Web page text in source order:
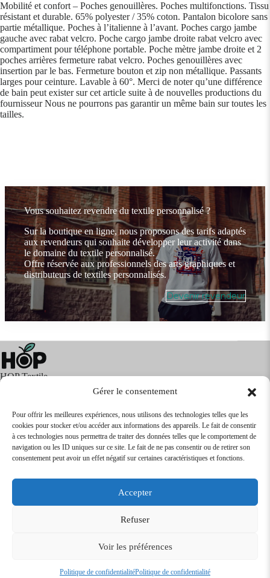
Gérer le consentement
Pour offrir les meilleures expériences, nous utilisons des technologies telles que les
cookies pour stocker et/ou accéder aux informations des appareils. Le fait de consentir
à ces technologies nous permettra de traiter des données telles que le comportement de
navigation ou les ID uniques sur ce site. Le fait de ne pas consentir ou de retirer son
consentement peut avoir un effet négatif sur certaines caractéristiques et fonctions.
Accepter
Refuser
Voir les préférences
Politique de confidentialitéPolitique de confidentialité
Mobilité et confort – Poches genouillères. Poches multifonctions. Tissu
résistant et durable. 65% polyester / 35% coton. Pantalon bicolore sans
partie métallique. Poches à l’italienne à l’avant. Poches cargo jambe
gauche avec rabat velcro. Poche cargo jambe droite rabat velcro avec
compartiment pour téléphone portable. Poche mètre jambe droite et 2
poches arrières fermeture rabat velcro. Poches genouillères avec
insertion par le bas. Fermeture bouton et zip non métallique. Passants
larges pour ceinture. Lavable à 60°. Merci de noter qu’une différence
de bain peut exister sur cet article suite à de nouvelles productions du
fournisseur Nous ne pourrons pas garantir un même bain sur toutes les
tailles.
Vous souhaitez revendre du textile personnalisé ?
Sur la boutique en ligne, nous proposons des tarifs adaptés
aux revendeurs qui souhaite développer leur activité dans
le domaine du textile personnalisé.
Offre réservée aux professionnels des arts graphiques et
distributeurs de textiles personnalisés.
Devenir revendeur
HOP Textile
Textile Articles Publicitaires
Infos
Boutique en ligne
Express 24H
Tarifs Revendeurs